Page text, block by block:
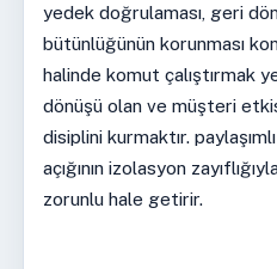
yedek doğrulaması, geri
bütünlüğünün korunması
halinde komut çalıştırmak
dönüşü olan ve müşteri
disiplini kurmaktır.
açığının izolasyon
zorunlu hale getirir.